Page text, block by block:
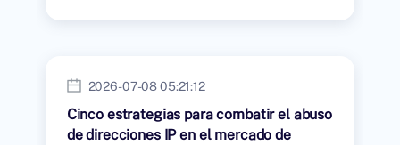
2026-07-08 05:21:12
Cinco estrategias para combatir el abuso
de direcciones IP en el mercado de